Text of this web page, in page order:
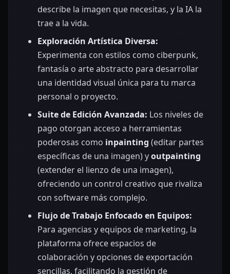
describe la imagen que necesitas, y la IA la
trae a la vida.
Exploración Artística Diversa:
Experimenta con estilos como ciberpunk,
fantasía o arte abstracto para desarrollar
una identidad visual única para tu marca
personal o proyecto.
Suite de Edición Avanzada: Los niveles de
pago otorgan acceso a herramientas
poderosas como inpainting (editar partes
específicas de una imagen) youtpainting
(extender el lienzo de una imagen),
ofreciendo un control creativo que rivaliza
con software más complejo.
Flujo de Trabajo Enfocado en Equipos:
Para agencias y equipos de marketing, la
plataforma ofrece espacios de
colaboración y opciones de exportación
sencillas, facilitando la gestión de